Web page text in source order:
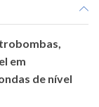
em
de nível